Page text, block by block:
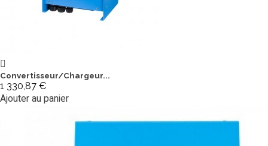
Convertisseur/Chargeur...
1 330,87 €
Ajouter au panier